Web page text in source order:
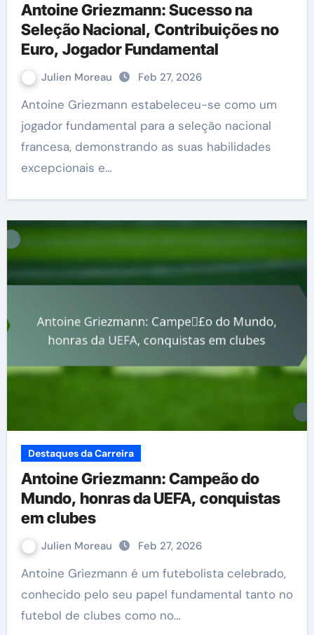
Antoine Griezmann: Sucesso na
Seleção Nacional, Contribuições no
Euro, Jogador Fundamental
Julien Moreau Feb 27, 2026
Antoine Griezmann estabeleceu-se como um
jogador fundamental para a seleção nacional
francesa, demonstrando as suas habilidades
excepcionais e…
Destaques da Carreira
Antoine Griezmann: Campeão do
Mundo, honras da UEFA, conquistas
em clubes
Julien Moreau Feb 27, 2026
Antoine Griezmann é um futebolista celebrado,
conhecido pelo seu papel fundamental tanto no
futebol de clubes como no…